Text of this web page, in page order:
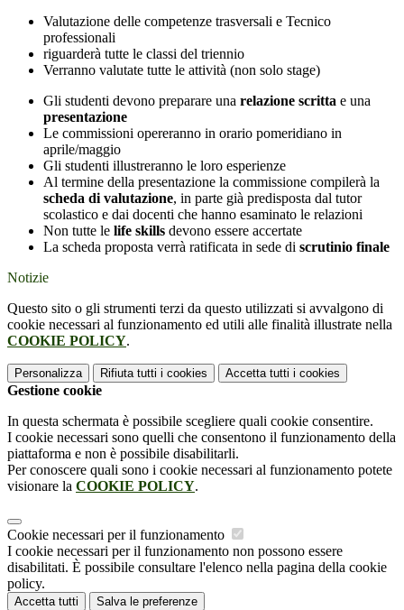
Valutazione delle competenze trasversali e Tecnico
professionali
riguarderà tutte le classi del triennio
Verranno valutate tutte le attività (non solo stage)
Gli studenti devono preparare una relazione scritta e una
presentazione
Le commissioni opereranno in orario pomeridiano in
aprile/maggio
Gli studenti illustreranno le loro esperienze
Al termine della presentazione la commissione compilerà la
scheda di valutazione, in parte già predisposta dal tutor
scolastico e dai docenti che hanno esaminato le relazioni
Non tutte le life skills devono essere accertate
La scheda proposta verrà ratificata in sede di scrutinio finale
Notizie
Questo sito o gli strumenti terzi da questo utilizzati si avvalgono di
cookie necessari al funzionamento ed utili alle finalità illustrate nella
COOKIE POLICY.
Personalizza Rifiuta tutti i cookies Accetta tutti i cookies
Gestione cookie
In questa schermata è possibile scegliere quali cookie consentire.
I cookie necessari sono quelli che consentono il funzionamento della
piattaforma e non è possibile disabilitarli.
Per conoscere quali sono i cookie necessari al funzionamento potete
visionare la COOKIE POLICY.
Cookie necessari per il funzionamento
I cookie necessari per il funzionamento non possono essere
disabilitati. È possibile consultare l'elenco nella pagina della cookie
policy.
Accetta tutti Salva le preferenze